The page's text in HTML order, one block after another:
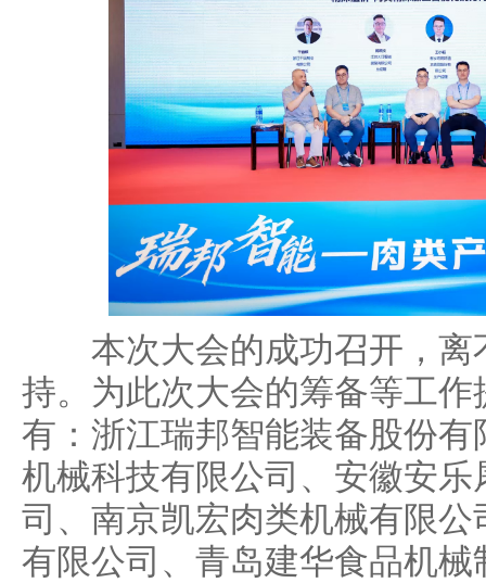
本次大会的成功召开，离
持。为此次大会的筹备等工
有：浙江瑞邦智能装备股份
机械科技有限公司、安徽安
司、南京凯宏肉类机械有限
有限公司、青岛建华食品机